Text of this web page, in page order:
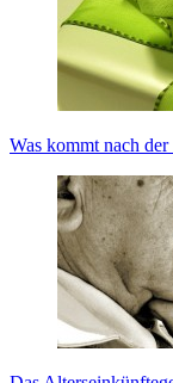
Was kommt nach der